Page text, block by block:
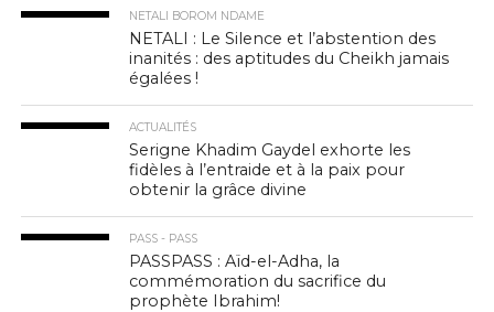
NETALI BOROM NDAME
NETALI : Le Silence et l’abstention des
inanités : des aptitudes du Cheikh jamais
égalées !
ACTUALITÉS
Serigne Khadim Gaydel exhorte les
fidèles à l’entraide et à la paix pour
obtenir la grâce divine
PASS - PASS
PASSPASS : Aïd-el-Adha, la
commémoration du sacrifice du
prophète Ibrahim!